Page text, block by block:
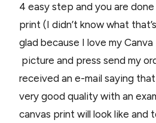
4 easy step and you are
print (I didn’t know what
glad because I love my
picture and press send my
received an e-mail saying
very good quality with an
canvas print will look like and